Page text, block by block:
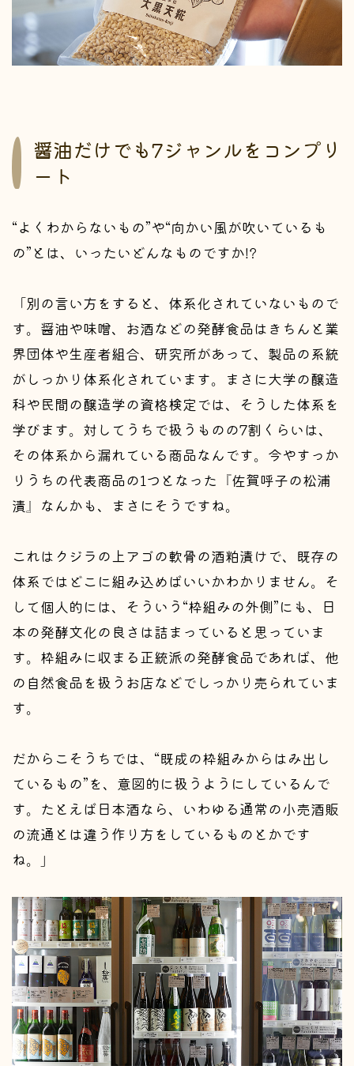
醤油だけでも7ジャンルをコンプリ
ート
“よくわからないもの”や“向かい風が吹いているも
の”とは、いったいどんなものですか!?
「別の言い方をすると、体系化されていないもので
す。醤油や味噌、お酒などの発酵食品はきちんと業
界団体や生産者組合、研究所があって、製品の系統
がしっかり体系化されています。まさに大学の醸造
科や民間の醸造学の資格検定では、そうした体系を
学びます。対してうちで扱うものの7割くらいは、
その体系から漏れている商品なんです。今やすっか
りうちの代表商品の1つとなった『佐賀呼子の松浦
漬』なんかも、まさにそうですね。
これはクジラの上アゴの軟骨の酒粕漬けで、既存の
体系ではどこに組み込めばいいかわかりません。そ
して個人的には、そういう“枠組みの外側”にも、日
本の発酵文化の良さは詰まっていると思っていま
す。枠組みに収まる正統派の発酵食品であれば、他
の自然食品を扱うお店などでしっかり売られていま
す。
だからこそうちでは、“既成の枠組みからはみ出し
ているもの”を、意図的に扱うようにしているんで
す。たとえば日本酒なら、いわゆる通常の小売酒販
の流通とは違う作り方をしているものとかです
ね。」